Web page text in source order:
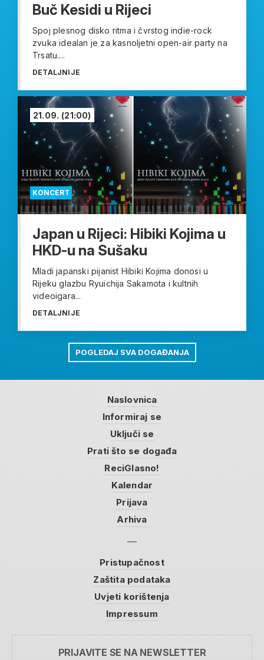
Buč Kesidi u Rijeci
Spoj plesnog disko ritma i čvrstog indie-rock
zvuka idealan je za kasnoljetni open-air party na
Trsatu....
DETALJNIJE
KONCERT
21.09. (21:00)
Japan u Rijeci: Hibiki Kojima u
HKD-u na Sušaku
Mladi japanski pijanist Hibiki Kojima donosi u
Rijeku glazbu Ryuichija Sakamota i kultnih
videoigara...
DETALJNIJE
POGLEDAJ SVA DOGAĐANJA
Naslovnica
Informiraj se
Uključi se
Prati što se događa
ReciGlasno!
Kalendar
Prijava
Arhiva
Pristupačnost
Zaštita podataka
Uvjeti korištenja
Impressum
PRIJAVITE SE NA NEWSLETTER